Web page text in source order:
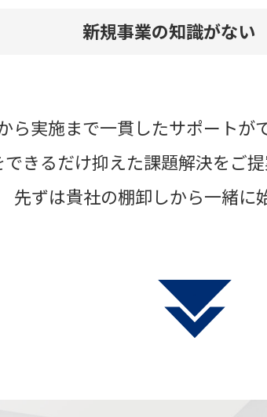
新規事業の知識がな
ら実施まで一貫したサポートが
できるだけ抑えた課題解決をご提
先ずは貴社の棚卸しから一緒に